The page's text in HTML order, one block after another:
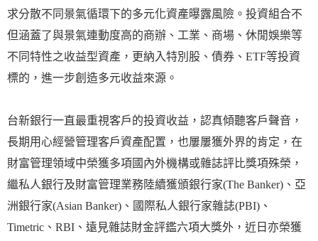
求分散不同景氣循環下的多元化資產曝露風險。投資組合不
但涵蓋了與景氣連動度高的商辦、工業、商場、休閒娛樂等
不同特性之收益型資產，更納入特別股、債券、ETF等投資
標的，進一步創造多元收益來源。
台新銀行一直最重視客戶的投資收益，認真傾聽客戶聲音，
長期用心經營管理客戶資產配置，也屢屢獲外界的肯定，在
財富管理領域中榮獲多項國內外機構或雜誌評比獎項殊榮，
繼私人銀行及財富管理業務陸續獲頒銀行家(The Banker)、亞
洲銀行家(Asian Banker)、國際私人銀行家雜誌(PBI)、
Timetric、RBI、遠見雜誌財金評鑑六項大獎外，近日亦榮獲